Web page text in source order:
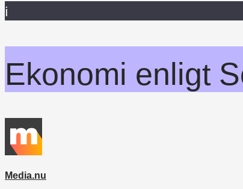
i
Ekonomi enligt
Media.nu